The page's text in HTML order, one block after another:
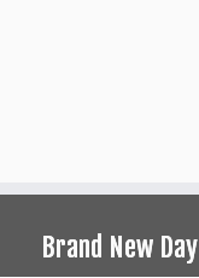
Brand New Day